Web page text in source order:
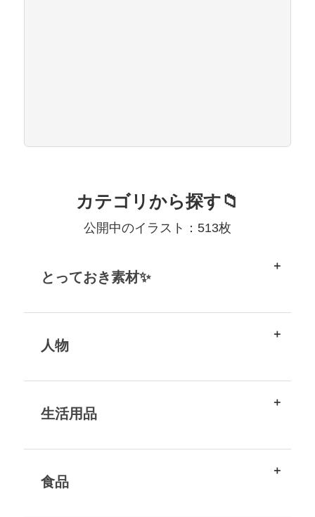
カテゴリから探す📁
公開中のイラスト：513枚
とっておき素材✨
人物
生活用品
食品